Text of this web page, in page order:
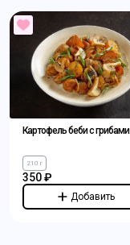
Картофель беби с грибами
210 г
350 ₽
Добавить